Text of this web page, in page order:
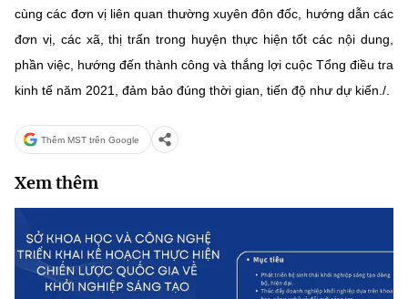
cùng các đơn vị liên quan thường xuyên đôn đốc, hướng dẫn các
đơn vị, các xã, thị trấn trong huyện thực hiện tốt các nội dung,
phần việc, hướng đến thành công và thắng lợi cuộc Tổng điều tra
kinh tế năm 2021, đảm bảo đúng thời gian, tiến độ như dự kiến./.
Thêm MST trên Google
Xem thêm